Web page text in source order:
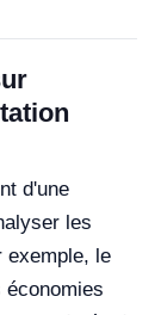
d'une
les
exemple, le
économies